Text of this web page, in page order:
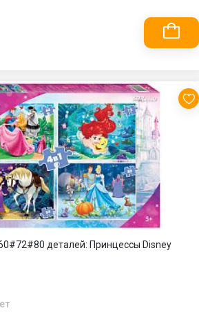
деталей: Принцессы Disney